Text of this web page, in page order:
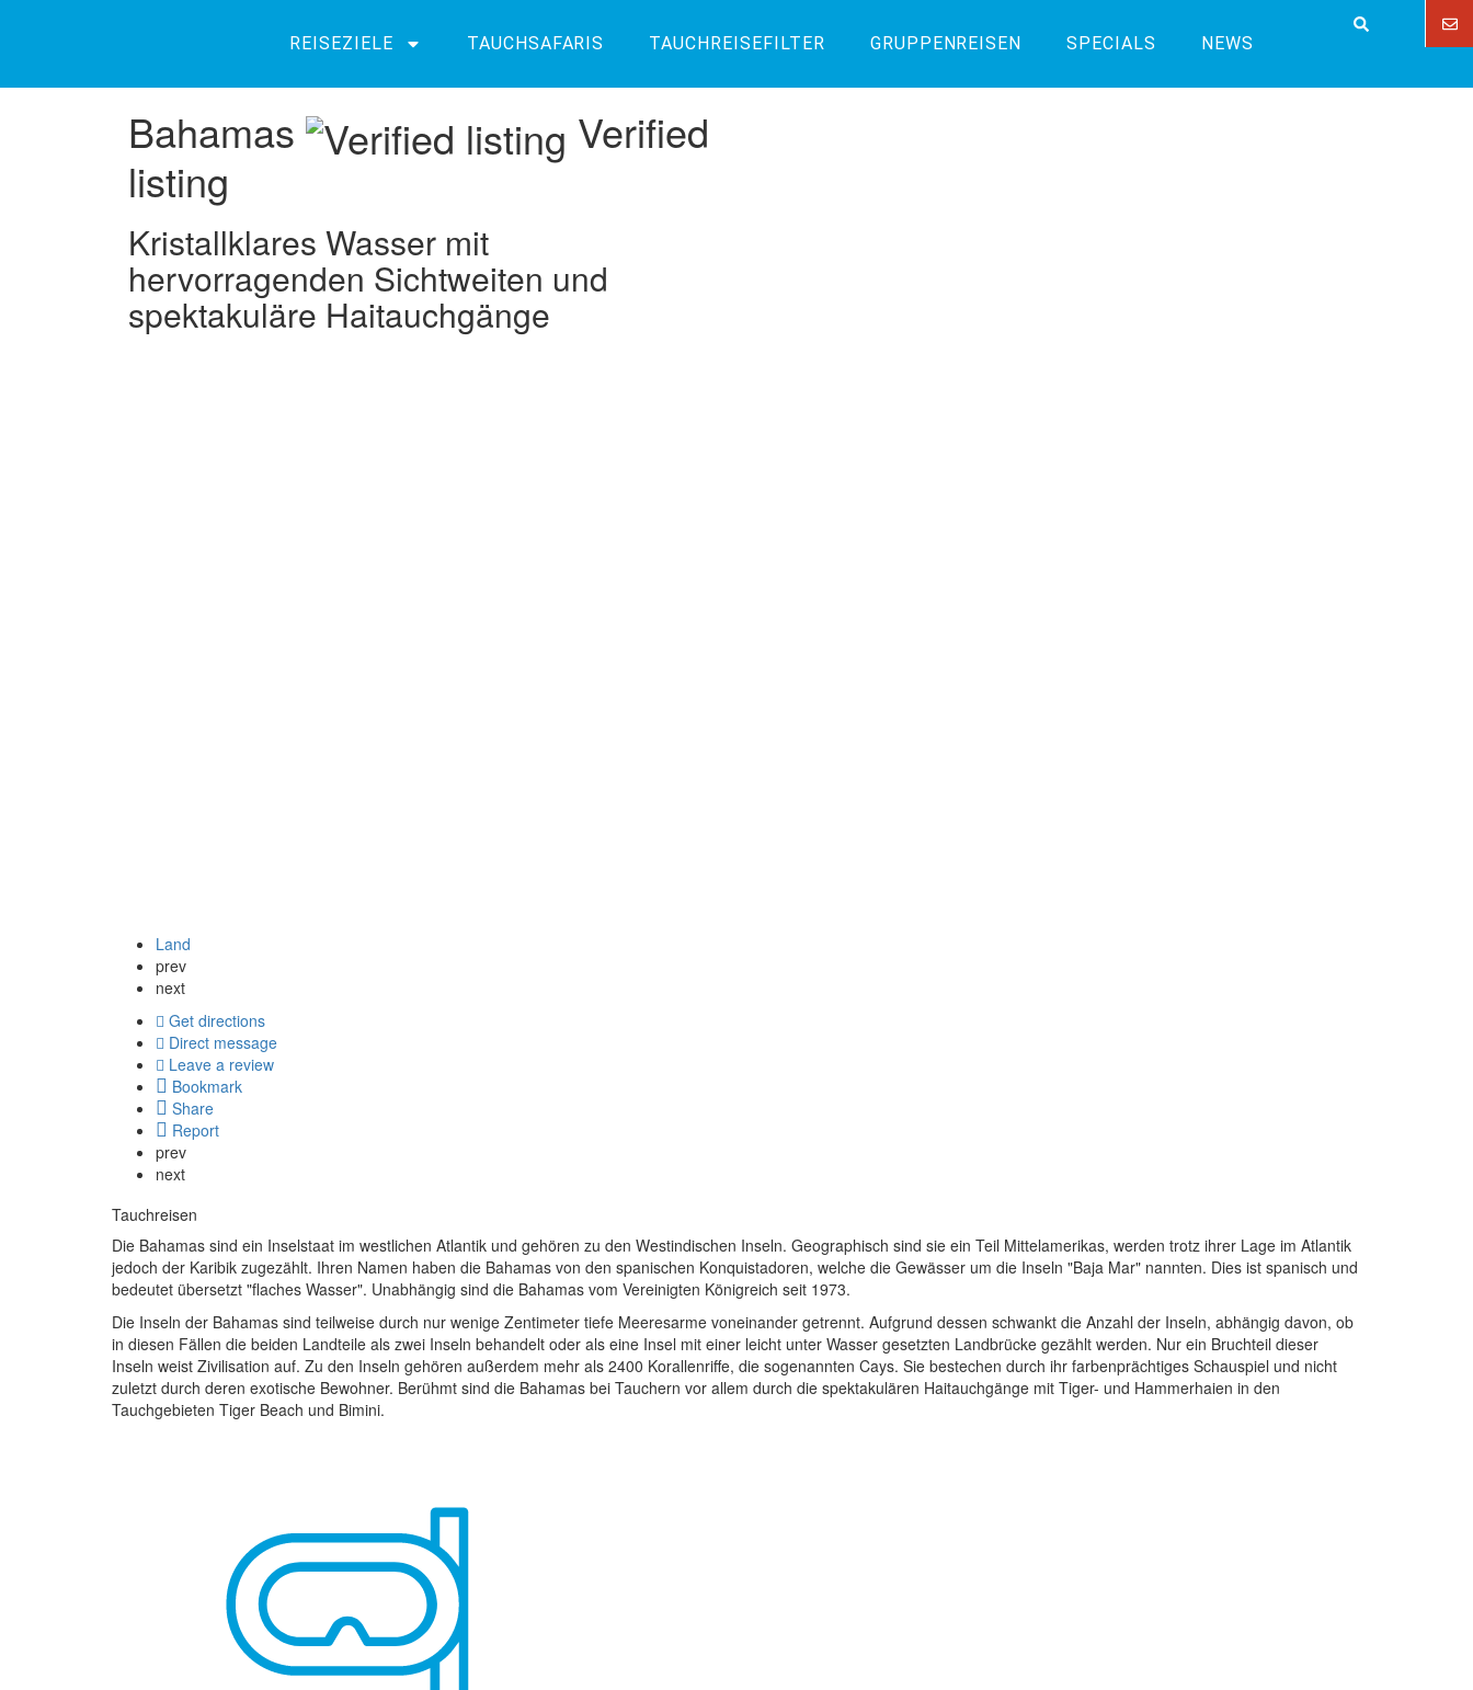
REISEZIELE TAUCHSAFARIS TAUCHREISEFILTER GRUPPENREISEN SPECIALS NEWS
Bahamas
Verified
listing
Kristallklares Wasser mit
hervorragenden Sichtweiten und
spektakuläre Haitauchgänge
Land
prev
next
Get directions
Direct message
Leave a review
Bookmark
Share
Report
prev
next
Tauchreisen
Die Bahamas sind ein Inselstaat im westlichen Atlantik und gehören zu den Westindischen Inseln. Geographisch sind sie ein Teil Mittelamerikas, werden trotz ihrer Lage im Atlantik
jedoch der Karibik zugezählt. Ihren Namen haben die Bahamas von den spanischen Konquistadoren, welche die Gewässer um die Inseln "Baja Mar" nannten. Dies ist spanisch und
bedeutet übersetzt "flaches Wasser". Unabhängig sind die Bahamas vom Vereinigten Königreich seit 1973.
Die Inseln der Bahamas sind teilweise durch nur wenige Zentimeter tiefe Meeresarme voneinander getrennt. Aufgrund dessen schwankt die Anzahl der Inseln, abhängig davon, ob
in diesen Fällen die beiden Landteile als zwei Inseln behandelt oder als eine Insel mit einer leicht unter Wasser gesetzten Landbrücke gezählt werden. Nur ein Bruchteil dieser
Inseln weist Zivilisation auf. Zu den Inseln gehören außerdem mehr als 2400 Korallenriffe, die sogenannten Cays. Sie bestechen durch ihr farbenprächtiges Schauspiel und nicht
zuletzt durch deren exotische Bewohner. Berühmt sind die Bahamas bei Tauchern vor allem durch die spektakulären Haitauchgänge mit Tiger- und Hammerhaien in den
Tauchgebieten Tiger Beach und Bimini.